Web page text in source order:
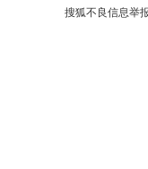
搜狐不良信息举